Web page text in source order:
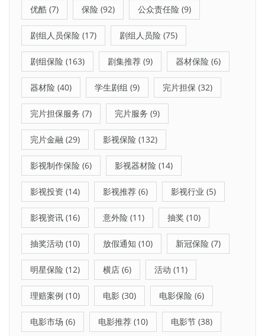
优酷 (7) 保险 (92) 公众责任险 (9)
剧组人员保险 (17) 剧组人员险 (75)
剧组保险 (163) 剧集推荐 (9) 器材保险 (6)
器材险 (40) 学生剧组 (9) 完片担保 (32)
完片担保服务 (7) 完片服务 (9)
完片金融 (29) 影视保险 (132)
影视制作保险 (6) 影视器材险 (14)
影视投资 (14) 影视推荐 (6) 影视行业 (5)
影视资讯 (16) 意外险 (11) 抽奖 (10)
抽奖活动 (10) 放假通知 (10) 新冠保险 (7)
明星保险 (12) 横店 (6) 活动 (11)
理赔案例 (10) 电影 (30) 电影保险 (6)
电影市场 (6) 电影推荐 (10) 电影节 (38)